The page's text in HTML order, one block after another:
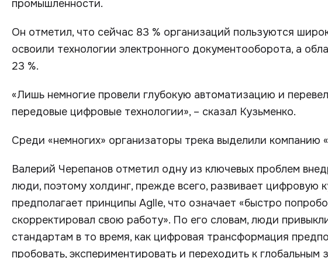
промышленности.
Он отметил, что сейчас 83 % организаций пользуются
освоили технологии электронного документооборота, а
23 %.
«Лишь немногие провели глубокую автоматизацию и
передовые цифровые технологии», – сказал Кузьменко.
Среди «немногих» организаторы трека выделили компанию
Валерий Черепанов отметил одну из ключевых проблем
люди, поэтому холдинг, прежде всего, развивает цифровую
предполагает принципы Aglle, что означает «быстро
скорректировал свою работу». По его словам, люди
стандартам в то время, как цифровая трансформация
пробовать, экспериментировать и переходить к глобальным